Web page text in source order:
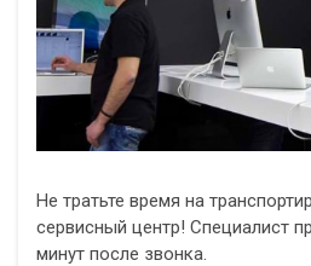
Не тратьте время на
сервисный центр! Специалист
минут после звонка.